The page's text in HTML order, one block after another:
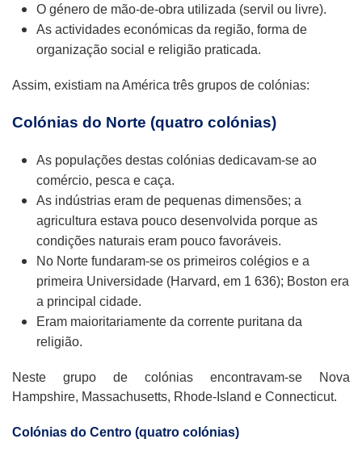
O género de mão-de-obra utilizada (servil ou livre).
As actividades económicas da região, forma de
organização social e religião praticada.
Assim, existiam na América três grupos de colónias:
Colónias do Norte (quatro colónias)
As populações destas colónias dedicavam-se ao
comércio, pesca e caça.
As indústrias eram de pequenas dimensões; a
agricultura estava pouco desenvolvida porque as
condições naturais eram pouco favoráveis.
No Norte fundaram-se os primeiros colégios e a
primeira Universidade (Harvard, em 1 636); Boston era
a principal cidade.
Eram maioritariamente da corrente puritana da
religião.
Neste grupo de colónias encontravam-se Nova
Hampshire, Massachusetts, Rhode-Island e Connecticut.
Colónias do Centro (quatro colónias)